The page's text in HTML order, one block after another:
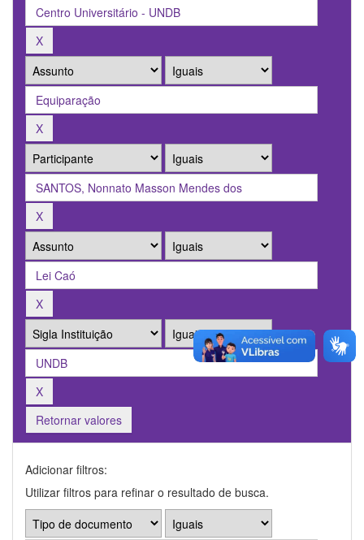
Retornar valores
Adicionar filtros:
Utilizar filtros para refinar o resultado de busca.